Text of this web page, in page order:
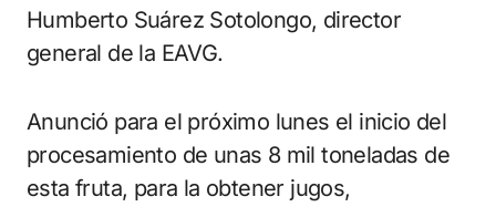
Humberto Suárez Sotolongo, director
general de la EAVG.
Anunció para el próximo lunes el inicio del
procesamiento de unas 8 mil toneladas de
esta fruta, para la obtener jugos,